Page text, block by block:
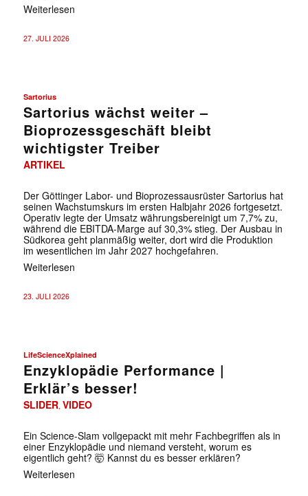
Weiterlesen
27. JULI 2026
Sartorius
Sartorius wächst weiter –
Bioprozessgeschäft bleibt
wichtigster Treiber
ARTIKEL
Der Göttinger Labor- und Bioprozessausrüster Sartorius hat
seinen Wachstumskurs im ersten Halbjahr 2026 fortgesetzt.
Operativ legte der Umsatz währungsbereinigt um 7,7% zu,
während die EBITDA-Marge auf 30,3% stieg. Der Ausbau in
Südkorea geht planmäßig weiter, dort wird die Produktion
im wesentlichen im Jahr 2027 hochgefahren.
Weiterlesen
23. JULI 2026
LifeScienceXplained
Enzyklopädie Performance |
Erklär’s besser!
SLIDER, VIDEO
Ein Science-Slam vollgepackt mit mehr Fachbegriffen als in
einer Enzyklopädie und niemand versteht, worum es
eigentlich geht? 🤯 Kannst du es besser erklären?
Weiterlesen